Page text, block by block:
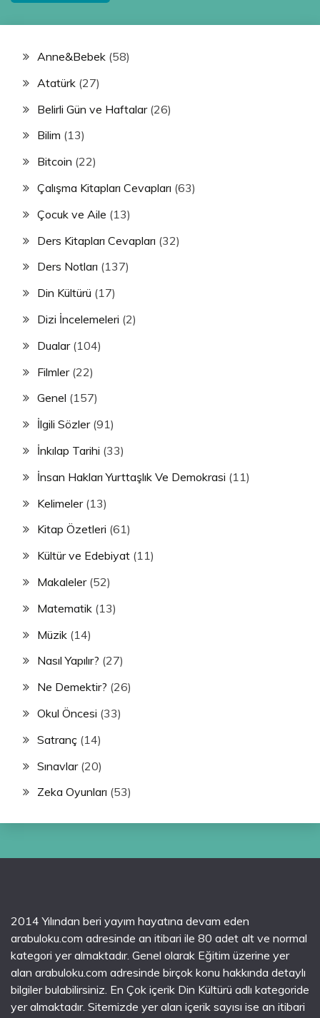
Anne&Bebek (58)
Atatürk (27)
Belirli Gün ve Haftalar(26)
Bilim (13)
Bitcoin (22)
Çalışma Kitapları Cevapları (63)
Çocuk ve Aile (13)
Ders Kitapları Cevapları (32)
Ders Notları (137)
Din Kültürü (17)
Dizi İncelemeleri (2)
Dualar(104)
Filmler(22)
Genel (157)
İlgili Sözler(91)
İnkılap Tarihi (33)
İnsan Hakları Yurttaşlık Ve Demokrasi (11)
Kelimeler(13)
Kitap Özetleri (61)
Kültür ve Edebiyat (11)
Makaleler(52)
Matematik (13)
Müzik (14)
Nasıl Yapılır? (27)
Ne Demektir? (26)
Okul Öncesi (33)
Satranç (14)
Sınavlar(20)
Zeka Oyunları (53)
2014 Yılından beri yayım hayatına devam eden
arabuloku.com adresinde an itibari ile 80 adet alt ve normal
kategori yer almaktadır. Genel olarak Eğitim üzerine yer
alan arabuloku.com adresinde birçok konu hakkında detaylı
bilgiler bulabilirsiniz. En Çok içerik Din Kültürü adlı kategoride
yer almaktadır. Sitemizde yer alan içerik sayısı ise an itibari